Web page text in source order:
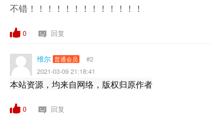
不错！！！！！！！！！！！！！
0 回复
维尔 普通会员
#2
2021-03-09 21:18:41
本站资源，均来自网络，版权归原作者
0 回复